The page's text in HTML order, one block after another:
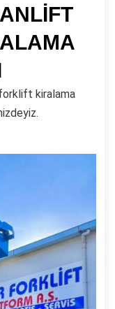
kiralama